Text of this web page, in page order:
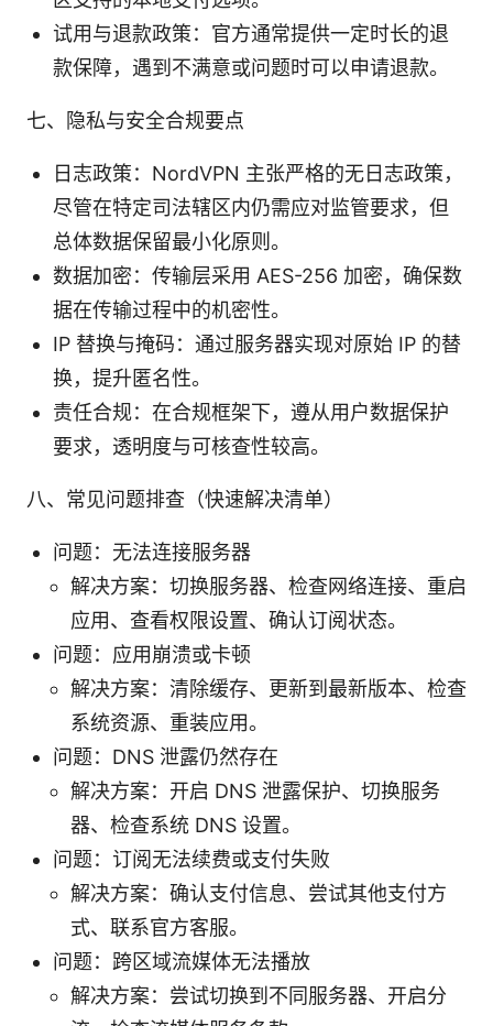
试用与退款政策：官方通常提供一定时长的退
款保障，遇到不满意或问题时可以申请退款。
七、隐私与安全合规要点
日志政策：NordVPN 主张严格的无日志政策，
尽管在特定司法辖区内仍需应对监管要求，但
总体数据保留最小化原则。
数据加密：传输层采用 AES-256 加密，确保数
据在传输过程中的机密性。
IP 替换与掩码：通过服务器实现对原始 IP 的替
换，提升匿名性。
责任合规：在合规框架下，遵从用户数据保护
要求，透明度与可核查性较高。
八、常见问题排查（快速解决清单）
问题：无法连接服务器
解决方案：切换服务器、检查网络连接、重启
应用、查看权限设置、确认订阅状态。
问题：应用崩溃或卡顿
解决方案：清除缓存、更新到最新版本、检查
系统资源、重装应用。
问题：DNS 泄露仍然存在
解决方案：开启 DNS 泄露保护、切换服务
器、检查系统 DNS 设置。
问题：订阅无法续费或支付失败
解决方案：确认支付信息、尝试其他支付方
式、联系官方客服。
问题：跨区域流媒体无法播放
解决方案：尝试切换到不同服务器、开启分